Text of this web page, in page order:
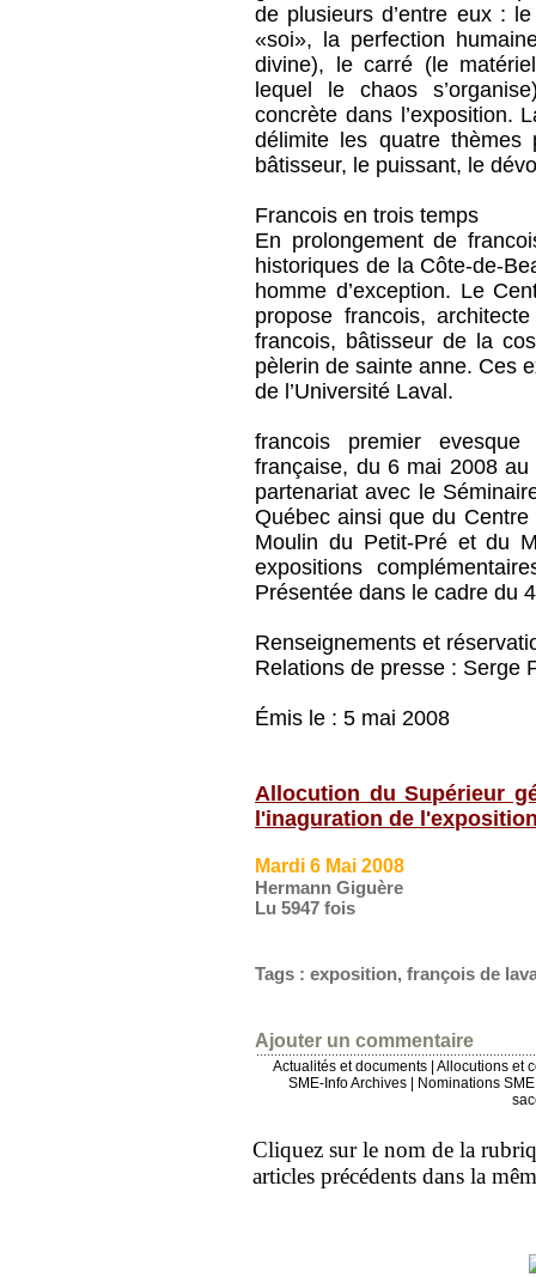
de plusieurs d’entre eux :
«soi», la perfection
divine), le carré (le
lequel le chaos
concrète dans l’exposition.
délimite les quatre thèmes
bâtisseur, le puissant, le
Francois en trois temps
En prolongement de
historiques de la Côte-de-
homme d’exception. Le
propose francois,
francois, bâtisseur de la
pèlerin de sainte anne. Ces
de l’Université Laval.
francois premier
française, du 6 mai 2008
partenariat avec le
Québec ainsi que du Centre
Moulin du Petit-Pré et du
expositions
Présentée dans le cadre du
Renseignements et
Relations de presse : Serge
Émis le : 5 mai 2008
Allocution du Supérieur
l'inaguration de
Mardi 6 Mai 2008
Hermann Giguère
Lu 5947 fois
Tags :exposition,françois de
Ajouter un commentaire
Actualités et documents
Allocutions et
SME-Info Archives
Nominations
Cliquez sur le nom de la
articles précédents dans la